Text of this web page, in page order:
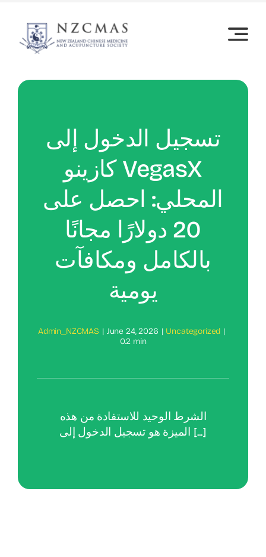
content
تسجيل الدخول إلى
كازينو VegasX
المحلي: احصل على
20 دولارًا مجانًا
بالكامل ومكافآت
يومية
Admin_NZCMAS | June 24, 2026 | Uncategorized |
0.2 min
الشرط الوحيد للاستفادة من هذه
الميزة هو تسجيل الدخول إلى [...]